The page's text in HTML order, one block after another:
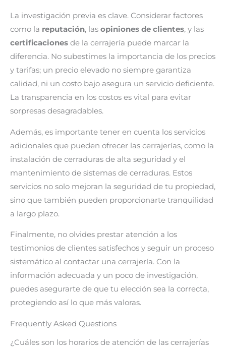
La investigación previa es clave. Considerar factores
como la reputación, las opiniones de clientes, y las
certificaciones de la cerrajería puede marcar la
diferencia. No subestimes la importancia de los precios
y tarifas; un precio elevado no siempre garantiza
calidad, ni un costo bajo asegura un servicio deficiente.
La transparencia en los costos es vital para evitar
sorpresas desagradables.
Además, es importante tener en cuenta los servicios
adicionales que pueden ofrecer las cerrajerías, como la
instalación de cerraduras de alta seguridad y el
mantenimiento de sistemas de cerraduras. Estos
servicios no solo mejoran la seguridad de tu propiedad,
sino que también pueden proporcionarte tranquilidad
a largo plazo.
Finalmente, no olvides prestar atención a los
testimonios de clientes satisfechos y seguir un proceso
sistemático al contactar una cerrajería. Con la
información adecuada y un poco de investigación,
puedes asegurarte de que tu elección sea la correcta,
protegiendo así lo que más valoras.
Frequently Asked Questions
¿Cuáles son los horarios de atención de las cerrajerías